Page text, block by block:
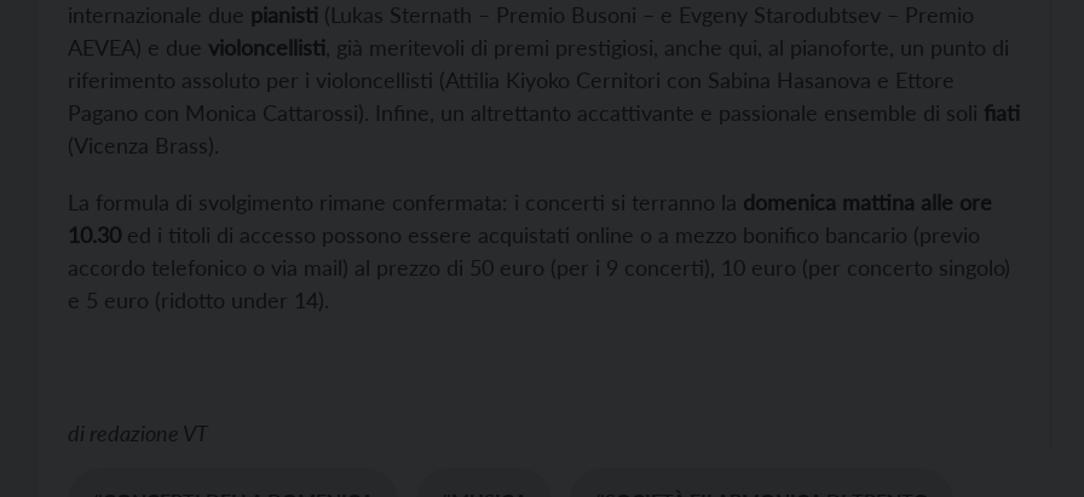
internazionale due pianisti (Lukas Sternath – Premio Busoni – e Evgeny Starodubtsev – Premio
AEVEA) e due violoncellisti, già meritevoli di premi prestigiosi, anche qui, al pianoforte, un punto di
riferimento assoluto per i violoncellisti (Attilia Kiyoko Cernitori con Sabina Hasanova e Ettore
Pagano con Monica Cattarossi). Infine, un altrettanto accattivante e passionale ensemble di soli fiati
(Vicenza Brass).
La formula di svolgimento rimane confermata: i concerti si terranno la domenica mattina alle ore
10.30 ed i titoli di accesso possono essere acquistati online o a mezzo bonifico bancario (previo
accordo telefonico o via mail) al prezzo di 50 euro (per i 9 concerti), 10 euro (per concerto singolo)
e 5 euro (ridotto under 14).
di redazione VT